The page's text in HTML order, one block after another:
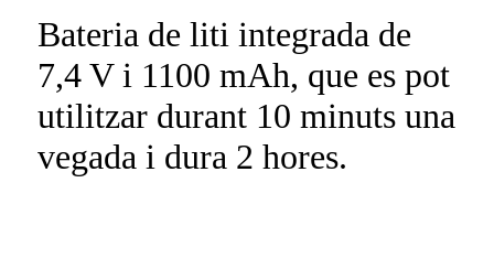
Bateria de liti integrada de
7,4 V i 1100 mAh, que es pot
utilitzar durant 10 minuts una
vegada i dura 2 hores.